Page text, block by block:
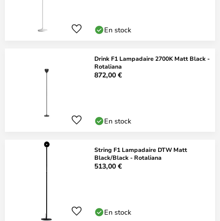
En stock
Drink F1 Lampadaire 2700K Matt Black -
Rotaliana
872,00 €
En stock
String F1 Lampadaire DTW Matt
Black/Black - Rotaliana
513,00 €
En stock